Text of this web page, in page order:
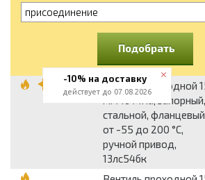
присоединение
Подобрать
Вентиль проходной
мм 16 МПа, запорный,
стальной,
от -55 до 200 °С,
ручной привод,
13лс54бк
-10% на доставку
действует до 07.08.2026